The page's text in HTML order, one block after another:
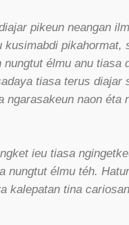
pikeun neangan
kusimabdi pikahormat,
élmu anu tiasa
tiasa terus diajar
ngarasakeun naon éta
ieu tiasa
nungtut élmu téh.
kalepatan tina